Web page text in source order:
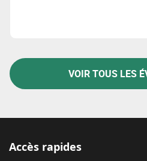
socialement et
VOIR TOUS LES
Accès rapides